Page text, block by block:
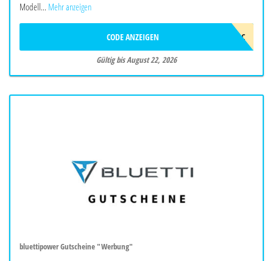
Modell... Mehr anzeigen
2026DEYEAWINAC
CODE ANZEIGEN
Gültig bis August 22, 2026
bluettipower Gutscheine "Werbung"